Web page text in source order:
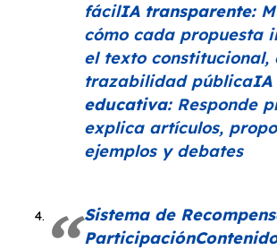
fácilIA transparente:
cómo cada propuesta
el texto constitucional,
trazabilidad públicaIA
educativa:Responde
explica artículos,
ejemplos y debates
Sistema de
Participación